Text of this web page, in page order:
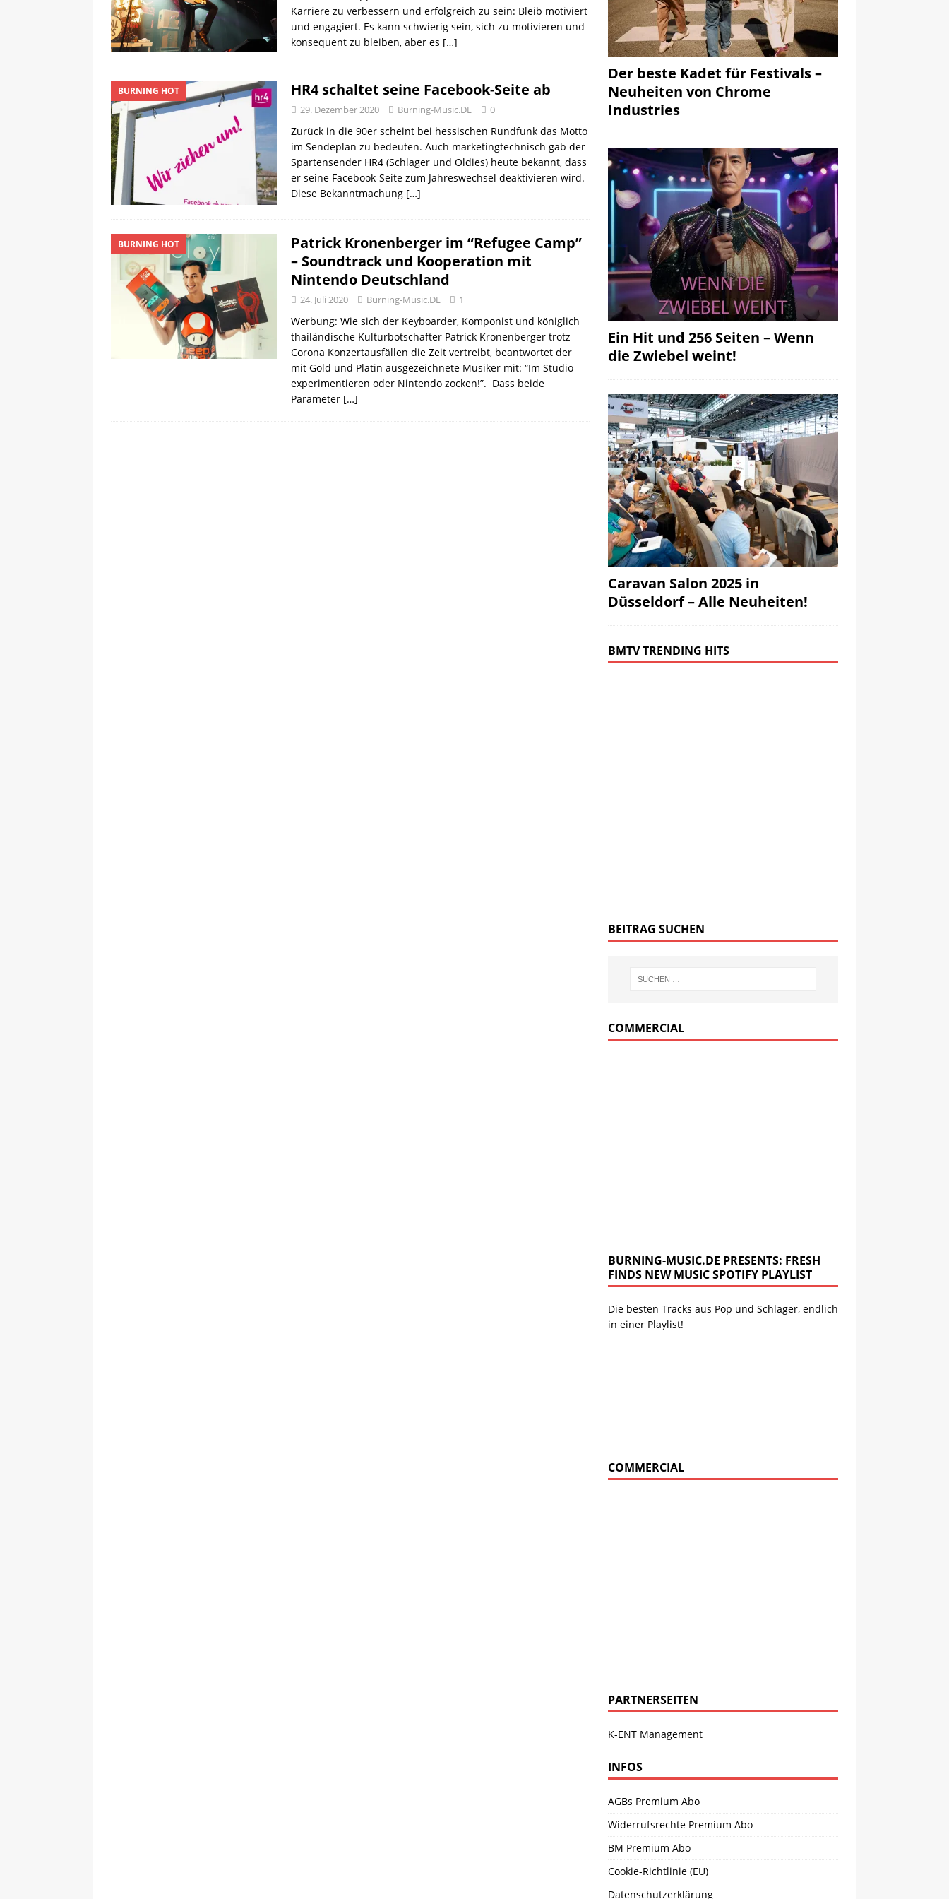
HOT
Karriere zu verbessern und erfolgreich zu sein: Bleib motiviert
und engagiert. Es kann schwierig sein, sich zu motivieren und
konsequent zu bleiben, aber es […]
BURNING HOT HR4 schaltet seine Facebook-Seite ab
29. Dezember 2020 Burning-Music.DE 0
Zurück in die 90er scheint bei hessischen Rundfunk das Motto
im Sendeplan zu bedeuten. Auch marketingtechnisch gab der
Spartensender HR4 (Schlager und Oldies) heute bekannt, dass
er seine Facebook-Seite zum Jahreswechsel deaktivieren wird.
Diese Bekanntmachung […]
BURNING HOT
Patrick Kronenberger im “Refugee Camp”
– Soundtrack und Kooperation mit
Nintendo Deutschland
24. Juli 2020 Burning-Music.DE 1
Werbung: Wie sich der Keyboarder, Komponist und königlich
thailändische Kulturbotschafter Patrick Kronenberger trotz
Corona Konzertausfällen die Zeit vertreibt, beantwortet der
mit Gold und Platin ausgezeichnete Musiker mit: “Im Studio
experimentieren oder Nintendo zocken!”. Dass beide
Parameter […]
Der beste Kadet für Festivals –
Neuheiten von Chrome
Industries
Ein Hit und 256 Seiten – Wenn
die Zwiebel weint!
Caravan Salon 2025 in
Düsseldorf – Alle Neuheiten!
BMTV TRENDING HITS
BEITRAG SUCHEN
COMMERCIAL
BURNING-MUSIC.DE PRESENTS: FRESH
FINDS NEW MUSIC SPOTIFY PLAYLIST
Die besten Tracks aus Pop und Schlager, endlich
in einer Playlist!
COMMERCIAL
PARTNERSEITEN
K-ENT Management
INFOS
AGBs Premium Abo
Widerrufsrechte Premium Abo
BM Premium Abo
Cookie-Richtlinie (EU)
Datenschutzerklärung